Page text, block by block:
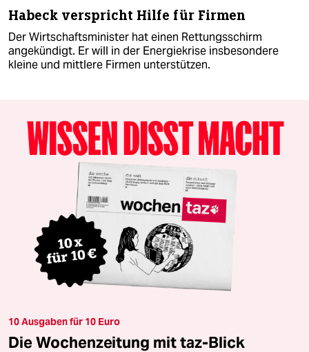
Habeck verspricht Hilfe für Firmen
Der Wirtschaftsminister hat einen Rettungsschirm
angekündigt. Er will in der Energiekrise insbesondere
kleine und mittlere Firmen unterstützen.
10 Ausgaben für 10 Euro
Die Wochenzeitung mit taz-Blick